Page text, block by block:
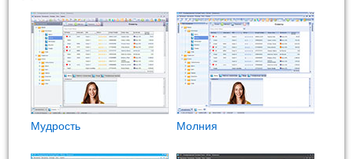
Мудрость Молния